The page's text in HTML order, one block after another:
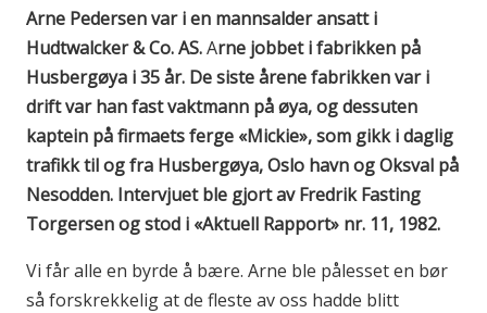
Arne Pedersen var i en mannsalder ansatt i
Hudtwalcker & Co. AS.Arne jobbet i fabrikken på
Husbergøya i 35 år. De siste årene fabrikken var i
drift var han fast vaktmann på øya, og dessuten
kaptein på firmaets ferge «Mickie», som gikk i daglig
trafikk til og fra Husbergøya, Oslo havn og Oksval på
Nesodden. Intervjuet ble gjort av Fredrik Fasting
Torgersen og stod i «Aktuell Rapport» nr. 11, 1982.
Vi får alle en byrde å bære. Arne ble pålesset en bør
så forskrekkelig at de fleste av oss hadde blitt